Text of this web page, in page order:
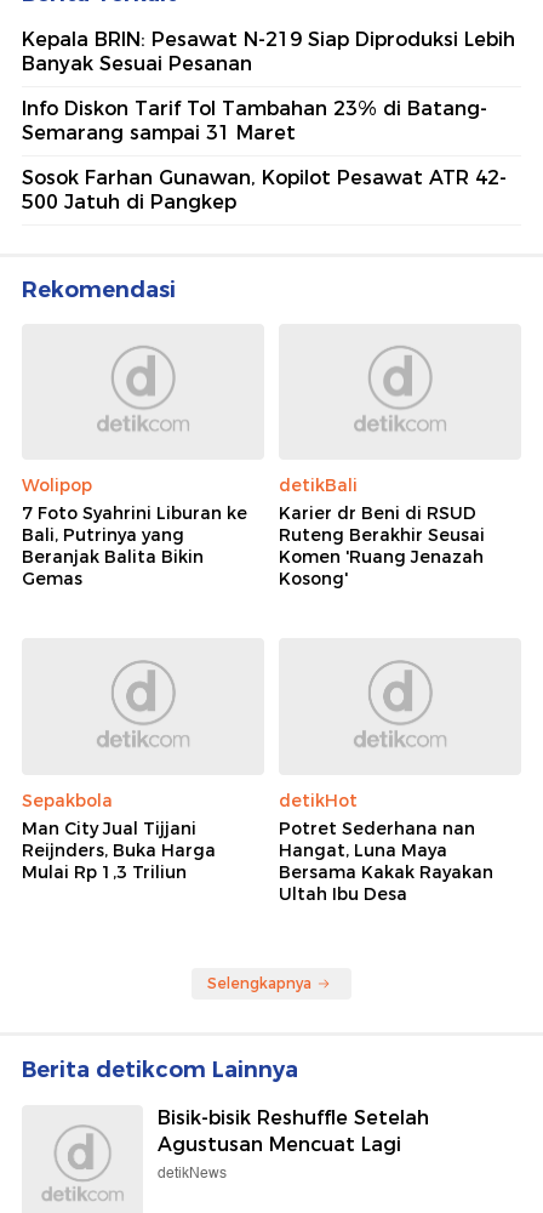
Kepala BRIN: Pesawat N-219 Siap Diproduksi Lebih
Banyak Sesuai Pesanan
Info Diskon Tarif Tol Tambahan 23% di Batang-
Semarang sampai 31 Maret
Sosok Farhan Gunawan, Kopilot Pesawat ATR 42-
500 Jatuh di Pangkep
Rekomendasi
Wolipop
7 Foto Syahrini Liburan ke
Bali, Putrinya yang
Beranjak Balita Bikin
Gemas
detikBali
Karier dr Beni di RSUD
Ruteng Berakhir Seusai
Komen 'Ruang Jenazah
Kosong'
Sepakbola
Man City Jual Tijjani
Reijnders, Buka Harga
Mulai Rp 1,3 Triliun
detikHot
Potret Sederhana nan
Hangat, Luna Maya
Bersama Kakak Rayakan
Ultah Ibu Desa
Selengkapnya
Berita detikcom Lainnya
Bisik-bisik Reshuffle Setelah
Agustusan Mencuat Lagi
detikNews